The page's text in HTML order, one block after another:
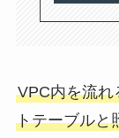
VPC内を流れ
トテーブルと